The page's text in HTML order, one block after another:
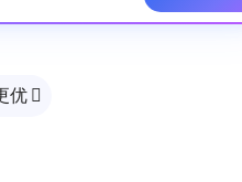
优 